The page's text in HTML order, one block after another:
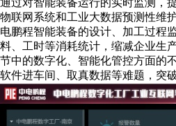
通过对智能装备运行的实时监测，
物联网系统和工业大数据预测性维
电鹏程智能装备的设计、加工过程
料、工时等消耗统计，缩减企业生
节中的数字化、智能化管控方面的
软件进车间、取真数据等难题，突